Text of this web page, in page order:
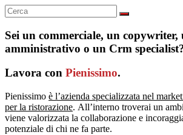
Sei un commerciale, un
amministrativo o un Crm
Lavora con Pienissimo.
Pienissimo è l’azienda specializzata nel
per la ristorazione. All’interno troverai un
viene valorizzata la collaborazione e
potenziale di chi ne fa parte.